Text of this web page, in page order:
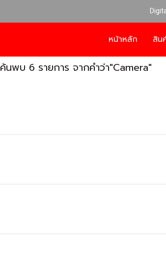
หน้าหลัก สิน
ค้นพบ 6 รายการ จากคำว่า"Camera"